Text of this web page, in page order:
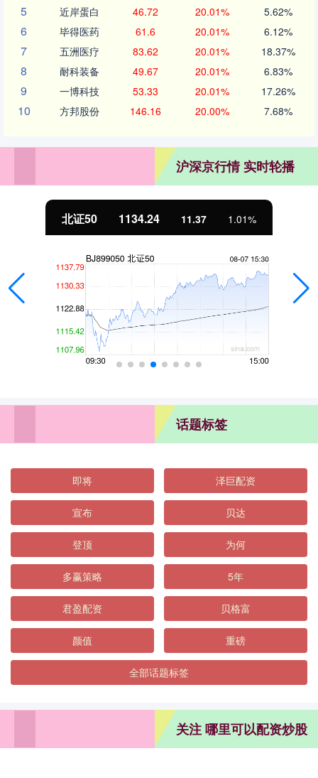
5 近岸蛋白 46.72 20.01% 5.62%
6 毕得医药 61.6 20.01% 6.12%
7 五洲医疗 83.62 20.01% 18.37%
8 耐科装备 49.67 20.01% 6.83%
9 一博科技 53.33 20.01% 17.26%
10 方邦股份 146.16 20.00% 7.68%
沪深京行情 实时轮播
北证50 1134.24 11.37 1.01%
话题标签
即将 泽巨配资
宣布 贝达
登顶 为何
多赢策略 5年
君盈配资 贝格富
颜值 重磅
全部话题标签
关注 哪里可以配资炒股